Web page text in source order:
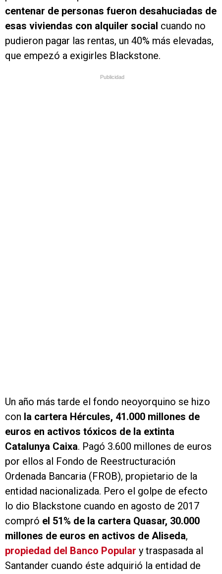
centenar de personas fueron desahuciadas de
esas viviendas con alquiler social cuando no
pudieron pagar las rentas, un 40% más elevadas,
que empezó a exigirles Blackstone.
Publicidad
Un año más tarde el fondo neoyorquino se hizo
con la cartera Hércules, 41.000 millones de
euros en activos tóxicos de la extinta
Catalunya Caixa. Pagó 3.600 millones de euros
por ellos al Fondo de Reestructuración
Ordenada Bancaria (FROB), propietario de la
entidad nacionalizada. Pero el golpe de efecto
lo dio Blackstone cuando en agosto de 2017
compró el 51% de la cartera Quasar, 30.000
millones de euros en activos de Aliseda,
propiedad del Banco Popular y traspasada al
Santander cuando éste adquirió la entidad de